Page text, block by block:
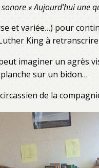
« Aujourd’hui une
et variée…) pour
King à
imaginer un agrès
sur un bidon…
de la